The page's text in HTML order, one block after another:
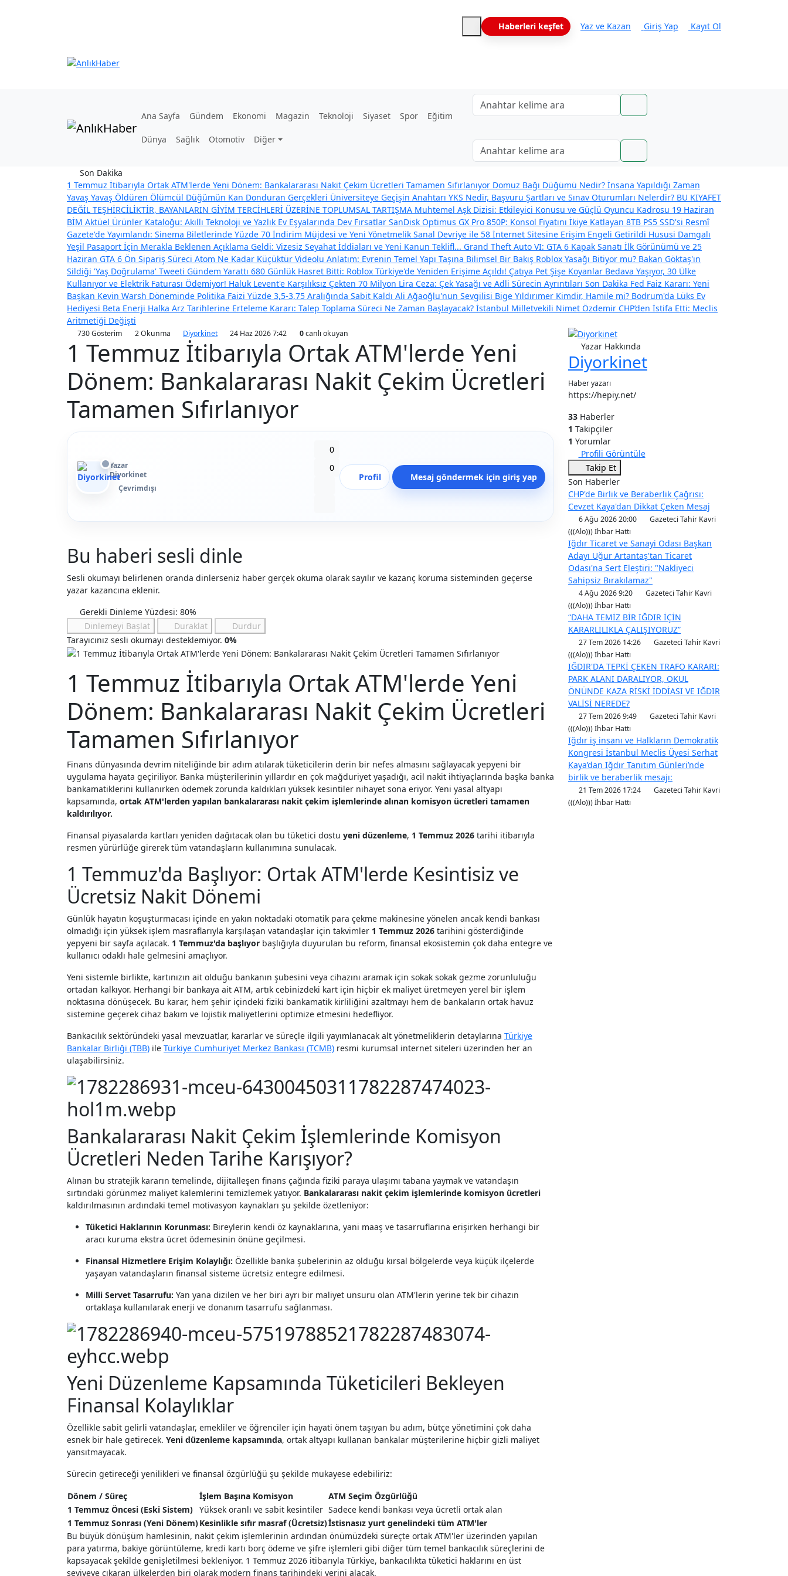
Haberleri keşfet Yaz ve Kazan Giriş Yap Kayıt Ol
Ana Sayfa Gündem Ekonomi Magazin Teknoloji Siyaset Spor Eğitim
Dünya Sağlık Otomotiv Diğer
Son Dakika
1 Temmuz İtibarıyla Ortak ATM'lerde Yeni Dönem: Bankalararası Nakit Çekim Ücretleri Tamamen Sıfırlanıyor Domuz Bağı Düğümü Nedir? İnsana Yapıldığı Zaman
Yavaş Yavaş Öldüren Ölümcül Düğümün Kan Donduran Gerçekleri Üniversiteye Geçişin Anahtarı YKS Nedir, Başvuru Şartları ve Sınav Oturumları Nelerdir? BU KIYAFET
DEĞİL TEŞHİRCİLİKTİR, BAYANLARIN GİYİM TERCİHLERİ ÜZERİNE TOPLUMSAL TARTIŞMA Muhtemel Aşk Dizisi: Etkileyici Konusu ve Güçlü Oyuncu Kadrosu 19 Haziran
BİM Aktüel Ürünler Kataloğu: Akıllı Teknoloji ve Yazlık Ev Eşyalarında Dev Fırsatlar SanDisk Optimus GX Pro 850P: Konsol Fiyatını İkiye Katlayan 8TB PS5 SSD'si Resmî
Gazete'de Yayımlandı: Sinema Biletlerinde Yüzde 70 İndirim Müjdesi ve Yeni Yönetmelik Sanal Devriye ile 58 İnternet Sitesine Erişim Engeli Getirildi Hususi Damgalı
Yeşil Pasaport İçin Merakla Beklenen Açıklama Geldi: Vizesiz Seyahat İddiaları ve Yeni Kanun Teklifl... Grand Theft Auto VI: GTA 6 Kapak Sanatı İlk Görünümü ve 25
Haziran GTA 6 Ön Sipariş Süreci Atom Ne Kadar Küçüktür Videolu Anlatım: Evrenin Temel Yapı Taşına Bilimsel Bir Bakış Roblox Yasağı Bitiyor mu? Bakan Göktaş'ın
Sildiği 'Yaş Doğrulama' Tweeti Gündem Yarattı 680 Günlük Hasret Bitti: Roblox Türkiye'de Yeniden Erişime Açıldı! Çatıya Pet Şişe Koyanlar Bedava Yaşıyor, 30 Ülke
Kullanıyor ve Elektrik Faturası Ödemiyor! Haluk Levent'e Karşılıksız Çekten 70 Milyon Lira Ceza: Çek Yasağı ve Adli Sürecin Ayrıntıları Son Dakika Fed Faiz Kararı: Yeni
Başkan Kevin Warsh Döneminde Politika Faizi Yüzde 3,5-3,75 Aralığında Sabit Kaldı Ali Ağaoğlu'nun Sevgilisi Bige Yıldırımer Kimdir, Hamile mi? Bodrum'da Lüks Ev
Hediyesi Beta Enerji Halka Arz Tarihlerine Erteleme Kararı: Talep Toplama Süreci Ne Zaman Başlayacak? İstanbul Milletvekili Nimet Özdemir CHP’den İstifa Etti: Meclis
Aritmetiği Değişti
730 Gösterim 2 Okunma Diyorkinet 24 Haz 2026 7:42 0canlı okuyan
1 Temmuz İtibarıyla Ortak ATM'lerde Yeni
Dönem: Bankalararası Nakit Çekim Ücretleri
Tamamen Sıfırlanıyor
Yazar
Diyorkinet
Çevrimdışı
Beğen
0
Beğenmeme
0
Yer İmi
Profil Mesaj göndermek için giriş yap
Bu haberi sesli dinle
Sesli okumayı belirlenen oranda dinlerseniz haber gerçek okuma olarak sayılır ve kazanç koruma sisteminden geçerse
yazar kazancına eklenir.
Gerekli Dinleme Yüzdesi: 80%
Dinlemeyi Başlat
Duraklat
Durdur
Tarayıcınız sesli okumayı desteklemiyor. 0%
1 Temmuz İtibarıyla Ortak ATM'lerde Yeni
Dönem: Bankalararası Nakit Çekim Ücretleri
Tamamen Sıfırlanıyor
Finans dünyasında devrim niteliğinde bir adım atılarak tüketicilerin derin bir nefes almasını sağlayacak yepyeni bir
uygulama hayata geçiriliyor. Banka müşterilerinin yıllardır en çok mağduriyet yaşadığı, acil nakit ihtiyaçlarında başka banka
bankamatiklerini kullanırken ödemek zorunda kaldıkları yüksek kesintiler nihayet sona eriyor. Yeni yasal altyapı
kapsamında, ortak ATM'lerden yapılan bankalararası nakit çekim işlemlerinde alınan komisyon ücretleri tamamen
kaldırılıyor.
Finansal piyasalarda kartları yeniden dağıtacak olan bu tüketici dostu yeni düzenleme, 1 Temmuz 2026 tarihi itibarıyla
resmen yürürlüğe girerek tüm vatandaşların kullanımına sunulacak.
1 Temmuz'da Başlıyor: Ortak ATM'lerde Kesintisiz ve
Ücretsiz Nakit Dönemi
Günlük hayatın koşuşturmacası içinde en yakın noktadaki otomatik para çekme makinesine yönelen ancak kendi bankası
olmadığı için yüksek işlem masraflarıyla karşılaşan vatandaşlar için takvimler 1 Temmuz 2026 tarihini gösterdiğinde
yepyeni bir sayfa açılacak. 1 Temmuz'da başlıyor başlığıyla duyurulan bu reform, finansal ekosistemin çok daha entegre ve
kullanıcı odaklı hale gelmesini amaçlıyor.
Yeni sistemle birlikte, kartınızın ait olduğu bankanın şubesini veya cihazını aramak için sokak sokak gezme zorunluluğu
ortadan kalkıyor. Herhangi bir bankaya ait ATM, artık cebinizdeki kart için hiçbir ek maliyet üretmeyen yerel bir işlem
noktasına dönüşecek. Bu karar, hem şehir içindeki fiziki bankamatik kirliliğini azaltmayı hem de bankaların ortak havuz
sistemine geçerek cihaz bakım ve lojistik maliyetlerini optimize etmesini hedefliyor.
Bankacılık sektöründeki yasal mevzuatlar, kararlar ve süreçle ilgili yayımlanacak alt yönetmeliklerin detaylarına Türkiye
Bankalar Birliği (TBB) ile Türkiye Cumhuriyet Merkez Bankası (TCMB) resmi kurumsal internet siteleri üzerinden her an
ulaşabilirsiniz.
Bankalararası Nakit Çekim İşlemlerinde Komisyon
Ücretleri Neden Tarihe Karışıyor?
Alınan bu stratejik kararın temelinde, dijitalleşen finans çağında fiziki paraya ulaşımı tabana yaymak ve vatandaşın
sırtındaki görünmez maliyet kalemlerini temizlemek yatıyor. Bankalararası nakit çekim işlemlerinde komisyon ücretleri
kaldırılmasının ardındaki temel motivasyon kaynakları şu şekilde özetleniyor:
Tüketici Haklarının Korunması: Bireylerin kendi öz kaynaklarına, yani maaş ve tasarruflarına erişirken herhangi bir
aracı kuruma ekstra ücret ödemesinin önüne geçilmesi.
Finansal Hizmetlere Erişim Kolaylığı: Özellikle banka şubelerinin az olduğu kırsal bölgelerde veya küçük ilçelerde
yaşayan vatandaşların finansal sisteme ücretsiz entegre edilmesi.
Milli Servet Tasarrufu: Yan yana dizilen ve her biri ayrı bir maliyet unsuru olan ATM'lerin yerine tek bir cihazın
ortaklaşa kullanılarak enerji ve donanım tasarrufu sağlanması.
Yeni Düzenleme Kapsamında Tüketicileri Bekleyen
Finansal Kolaylıklar
Özellikle sabit gelirli vatandaşlar, emekliler ve öğrenciler için hayati önem taşıyan bu adım, bütçe yönetimini çok daha
esnek bir hale getirecek. Yeni düzenleme kapsamında, ortak altyapı kullanan bankalar müşterilerine hiçbir gizli maliyet
yansıtmayacak.
Sürecin getireceği yenilikleri ve finansal özgürlüğü şu şekilde mukayese edebiliriz:
Dönem / Süreç
İşlem Başına Komisyon
ATM Seçim Özgürlüğü
1 Temmuz Öncesi (Eski Sistem) Yüksek oranlı ve sabit kesintiler Sadece kendi bankası veya ücretli ortak alan
1 Temmuz Sonrası (Yeni Dönem)Kesinlikle sıfır masraf (Ücretsiz)İstisnasız yurt genelindeki tüm ATM'ler
Bu büyük dönüşüm hamlesinin, nakit çekim işlemlerinin ardından önümüzdeki süreçte ortak ATM'ler üzerinden yapılan
para yatırma, bakiye görüntüleme, kredi kartı borç ödeme ve şifre işlemleri gibi diğer tüm temel bankacılık süreçlerini de
kapsayacak şekilde genişletilmesi bekleniyor. 1 Temmuz 2026 itibarıyla Türkiye, bankacılıkta tüketici haklarını en üst
seviyeye çıkaran ülkelerden biri olarak modern finans tarihindeki yerini alacak.
Yazar Hakkında
Diyorkinet
Haber yazarı
https://hepiy.net/
33 Haberler
1 Takipçiler
1 Yorumlar
Profili Görüntüle
Takip Et
Son Haberler
CHP'de Birlik ve Beraberlik Çağrısı:
Cevzet Kaya'dan Dikkat Çeken Mesaj
6 Ağu 2026 20:00
Gazeteci Tahir Kavri
(((Alo))) İhbar Hattı
Iğdır Ticaret ve Sanayi Odası Başkan
Adayı Uğur Artantaş'tan Ticaret
Odası'na Sert Eleştiri: "Nakliyeci
Sahipsiz Bırakılamaz"
4 Ağu 2026 9:20
Gazeteci Tahir Kavri
(((Alo))) İhbar Hattı
“DAHA TEMİZ BİR IĞDIR İÇİN
KARARLILIKLA ÇALIŞIYORUZ”
27 Tem 2026 14:26
Gazeteci Tahir Kavri
(((Alo))) İhbar Hattı
IĞDIR'DA TEPKİ ÇEKEN TRAFO KARARI:
PARK ALANI DARALIYOR, OKUL
ÖNÜNDE KAZA RİSKİ İDDİASI VE IĞDIR
VALİSİ NEREDE?
27 Tem 2026 9:49
Gazeteci Tahir Kavri
(((Alo))) İhbar Hattı
Iğdır iş insanı ve Halkların Demokratik
Kongresi İstanbul Meclis Üyesi Serhat
Kaya’dan Iğdır Tanıtım Günleri’nde
birlik ve beraberlik mesajı:
21 Tem 2026 17:24
Gazeteci Tahir Kavri
(((Alo))) İhbar Hattı